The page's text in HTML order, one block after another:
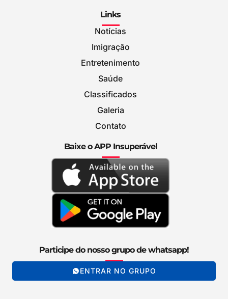
Links
Notícias
Imigração
Entretenimento
Saúde
Classificados
Galeria
Contato
Baixe o APP Insuperável
Participe do nosso grupo de whatsapp!
ENTRAR NO GRUPO